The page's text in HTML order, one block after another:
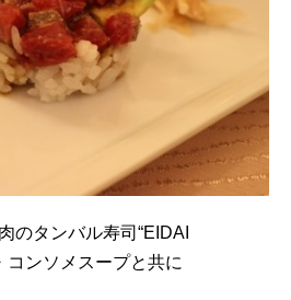
のタンバル寿司“EIDAI
コンソメスープと共に